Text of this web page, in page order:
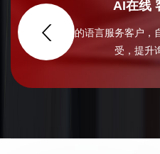
AI在线
用自然专业的语言服务客户，
受，提升